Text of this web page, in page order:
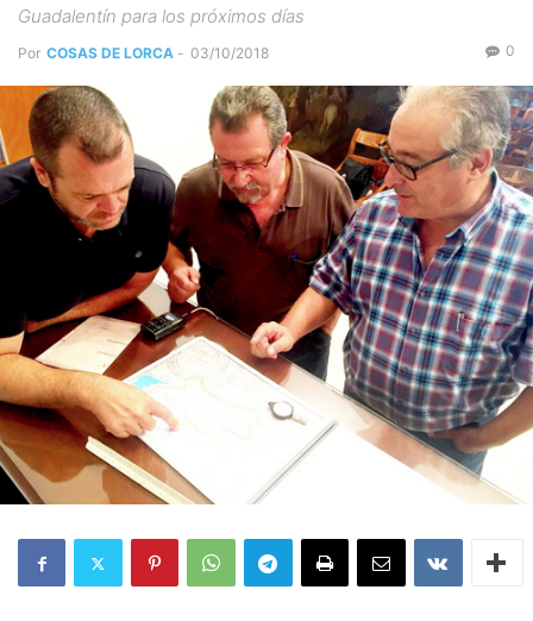
Guadalentín para los próximos días
Por COSAS DE LORCA - 03/10/2018 0